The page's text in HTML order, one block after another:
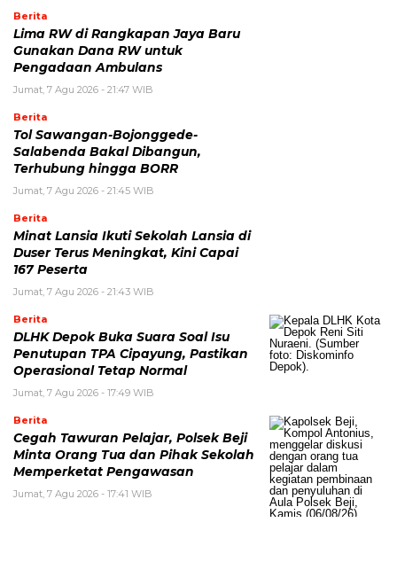
Berita
Lima RW di Rangkapan Jaya Baru
Gunakan Dana RW untuk
Pengadaan Ambulans
Jumat, 7 Agu 2026 - 21:47 WIB
Berita
Tol Sawangan-Bojonggede-
Salabenda Bakal Dibangun,
Terhubung hingga BORR
Jumat, 7 Agu 2026 - 21:45 WIB
Berita
Minat Lansia Ikuti Sekolah Lansia di
Duser Terus Meningkat, Kini Capai
167 Peserta
Jumat, 7 Agu 2026 - 21:43 WIB
Berita
DLHK Depok Buka Suara Soal Isu
Penutupan TPA Cipayung, Pastikan
Operasional Tetap Normal
Jumat, 7 Agu 2026 - 17:49 WIB
Berita
Cegah Tawuran Pelajar, Polsek Beji
Minta Orang Tua dan Pihak Sekolah
Memperketat Pengawasan
Jumat, 7 Agu 2026 - 17:41 WIB